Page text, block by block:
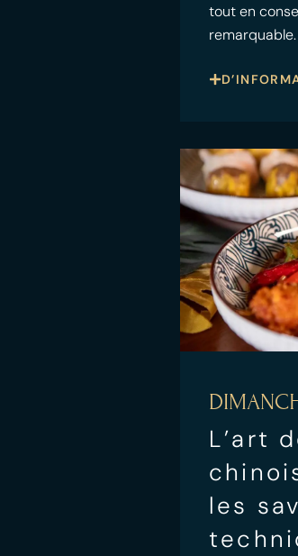
tout en
remarquable.
L’art
les